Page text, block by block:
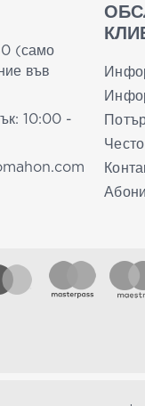
(само
във
10:00 -